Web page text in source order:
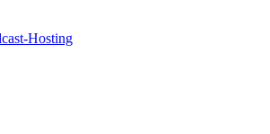
Hosting